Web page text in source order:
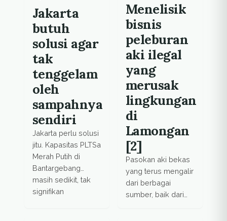
Jakarta
butuh
solusi agar
tak
tenggelam
oleh
sampahnya
sendiri
Jakarta perlu solusi
jitu. Kapasitas PLTSa
Merah Putih di
Bantargebang
masih sedikit, tak
signifikan
Menelisik
bisnis
peleburan
aki ilegal
yang
merusak
lingkungan
di
Lamongan
[2]
Pasokan aki bekas
yang terus mengalir
dari berbagai
sumber, baik dari